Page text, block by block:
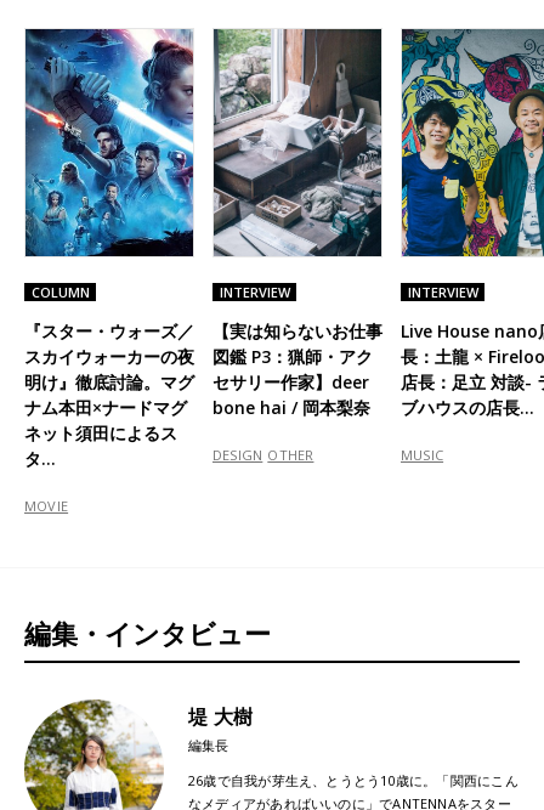
COLUMN
『スター・ウォーズ／
スカイウォーカーの夜
明け』徹底討論。マグ
ナム本田×ナードマグ
ネット須田によるス
タ…
MOVIE
INTERVIEW
【実は知らないお仕事
図鑑 P3：猟師・アク
セサリー作家】deer
bone hai / 岡本梨奈
DESIGN OTHER
INTERVIEW
Live House nano
長：土龍 ×
店長：足立 対談-
ブハウスの店長…
MUSIC
編集・インタビュー
堤 大樹
編集長
26歳で自我が芽生え、とうとう10歳に。「関西にこん
なメディアがあればいいのに」でANTENNAをスター